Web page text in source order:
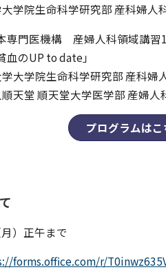
学院生命科学研究部 産科婦人
門医機構 産婦人科領域講習
血のUP to date」
大学院生命科学研究部 産科婦
天堂 順天堂大学医学部 産婦人
プログラムはこ
）正午まで
forms.office.com/r/